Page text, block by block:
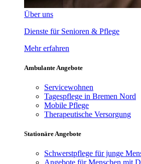
Über uns
Dienste für Senioren & Pflege
Mehr erfahren
Ambulante Angebote
Servicewohnen
Tagespflege in Bremen Nord
Mobile Pflege
Therapeutische Versorgung
Stationäre Angebote
Schwerstpflege für junge